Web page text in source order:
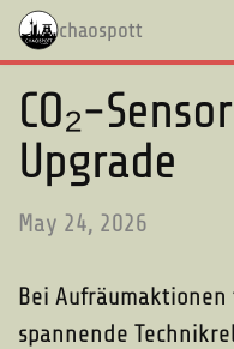
chaospott
CO₂-
Upgrade
May 24, 2026
Bei
spannende